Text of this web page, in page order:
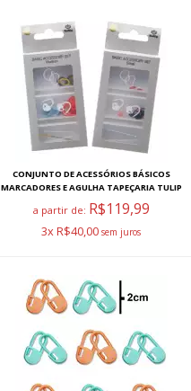
CONJUNTO DE ACESSÓRIOS BÁSICOS
MARCADORES E AGULHA TAPEÇARIA TULIP
a partir de: R$119,99
3x R$40,00